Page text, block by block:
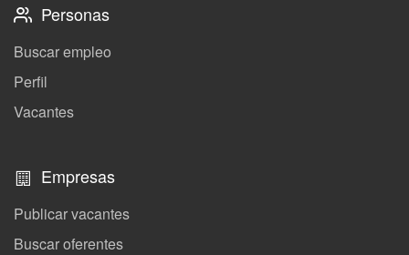
Personas
Buscar empleo
Perfil
Vacantes
Empresas
Publicar vacantes
Buscar oferentes